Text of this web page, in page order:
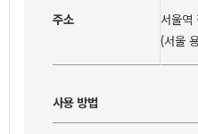
주소
서울역
(서울
사용 방법